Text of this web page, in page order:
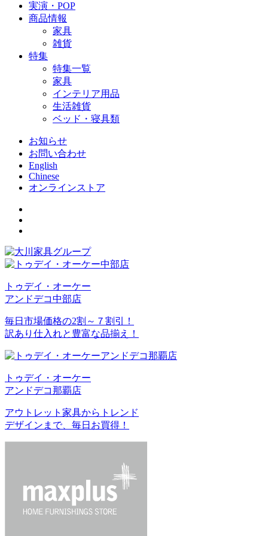
実演・POP
商品情報
家具
雑貨
特集
特集一覧
家具
インテリア用品
生活雑貨
ベッド・寝具類
お知らせ
お問い合わせ
English
Chinese
オンラインストア
トゥデイ・オーケー
アンドデコ中部店
毎日市場価格の2割～７割引！
訳あり仕入れと豊富な品揃え！
トゥデイ・オーケー
アンドデコ那覇店
アウトレット家具からトレンド
デザインまで、毎日お買得！